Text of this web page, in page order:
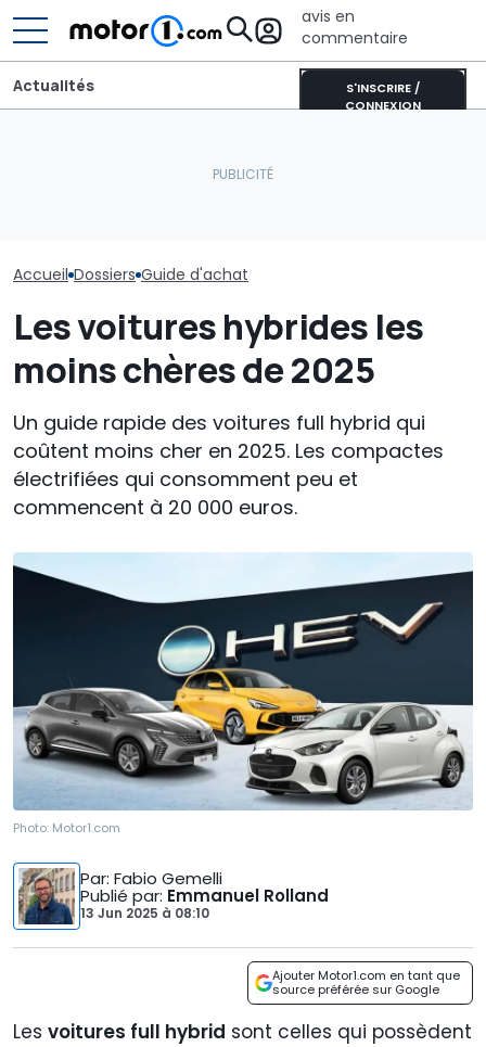
avis en
commentaire
S'INSCRIRE /
CONNEXION
Actualités
Accueil Dossiers Guide d'achat
Les voitures hybrides les
moins chères de 2025
Un guide rapide des voitures full hybrid qui
coûtent moins cher en 2025. Les compactes
électrifiées qui consomment peu et
commencent à 20 000 euros.
Photo: Motor1.com
Par: Fabio Gemelli
Publié par: Emmanuel Rolland
13 Jun 2025 à 08:10
Ajouter Motor1.com en tant que
source préférée sur Google
Les voitures full hybrid sont celles qui possèdent